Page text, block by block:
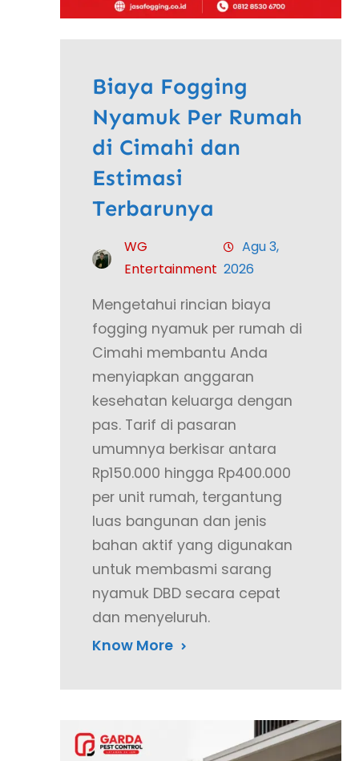
Biaya Fogging
Nyamuk Per Rumah
di Cimahi dan
Estimasi
Terbarunya
WG
Entertainment
Agu 3,
2026
Mengetahui rincian biaya
fogging nyamuk per rumah di
Cimahi membantu Anda
menyiapkan anggaran
kesehatan keluarga dengan
pas. Tarif di pasaran
umumnya berkisar antara
Rp150.000 hingga Rp400.000
per unit rumah, tergantung
luas bangunan dan jenis
bahan aktif yang digunakan
untuk membasmi sarang
nyamuk DBD secara cepat
dan menyeluruh.
Know More